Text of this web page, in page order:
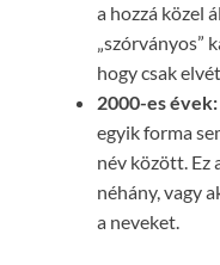
a hozzá közel
„szórványos”
hogy csak
2000-es évek:
egyik forma
név között. Ez
néhány, vagy
a neveket.